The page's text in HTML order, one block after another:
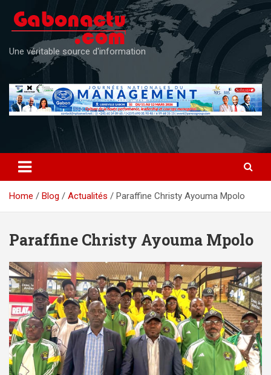
content
Une véritable source d'information
Home Blog Actualités Paraffine Christy Ayouma Mpolo
Paraffine Christy Ayouma Mpolo